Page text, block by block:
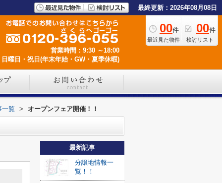
最終更新：2026年08月08日
00件
最近見た物件
00件
検討リスト
営業時間：9:30 ～18:00
曜日・祝日(年末年始・GW・夏季休暇)
一覧 > オープンフェア開催！！
最新記事
分譲地情報一
覧！！